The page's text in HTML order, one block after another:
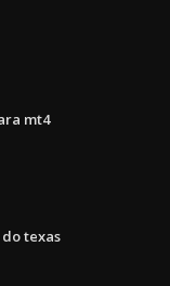
mt4
texas